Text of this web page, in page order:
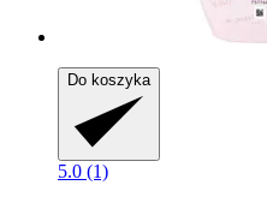
Do koszyka
5.0 (1)